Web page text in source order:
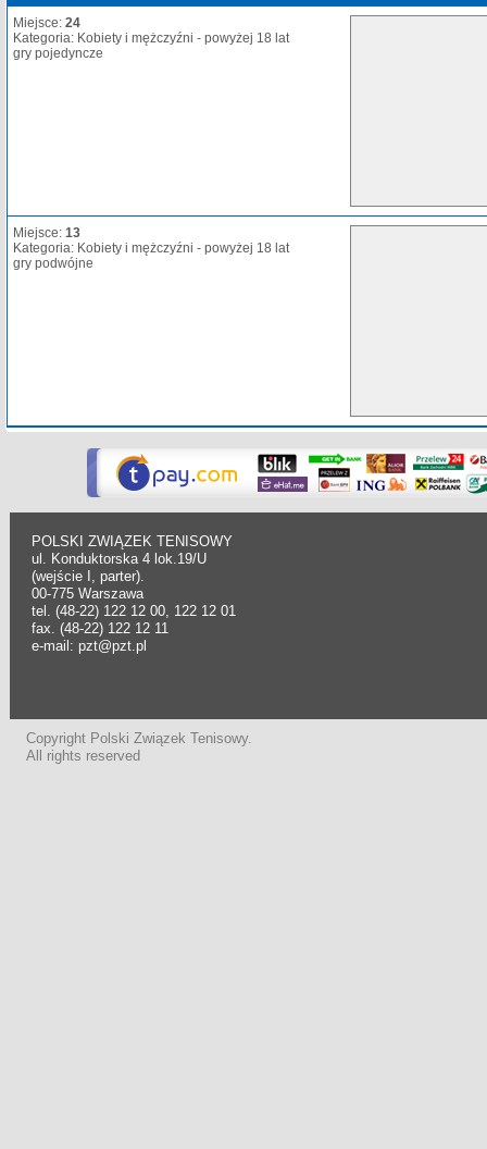
Miejsce: 24
Kategoria: Kobiety i mężczyźni - powyżej 18 lat
gry pojedyncze
Miejsce: 13
Kategoria: Kobiety i mężczyźni - powyżej 18 lat
gry podwójne
POLSKI ZWIĄZEK TENISOWY
ul. Konduktorska 4 lok.19/U
(wejście I, parter).
00-775 Warszawa
tel. (48-22) 122 12 00, 122 12 01
fax. (48-22) 122 12 11
e-mail: pzt@pzt.pl
Copyright Polski Związek Tenisowy.
All rights reserved